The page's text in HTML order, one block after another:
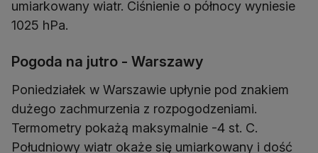
umiarkowany wiatr. Ciśnienie o północy wyniesie
1025 hPa.
Pogoda na jutro - Warszawy
Poniedziałek w Warszawie upłynie pod znakiem
dużego zachmurzenia z rozpogodzeniami.
Termometry pokażą maksymalnie -4 st. C.
Południowy wiatr okaże się umiarkowany i dość